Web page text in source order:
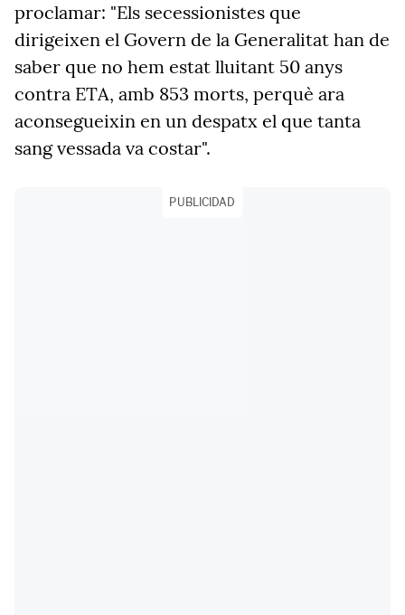
proclamar: "Els secessionistes que
dirigeixen el Govern de la Generalitat han de
saber que no hem estat lluitant 50 anys
contra ETA, amb 853 morts, perquè ara
aconsegueixin en un despatx el que tanta
sang vessada va costar".
PUBLICIDAD